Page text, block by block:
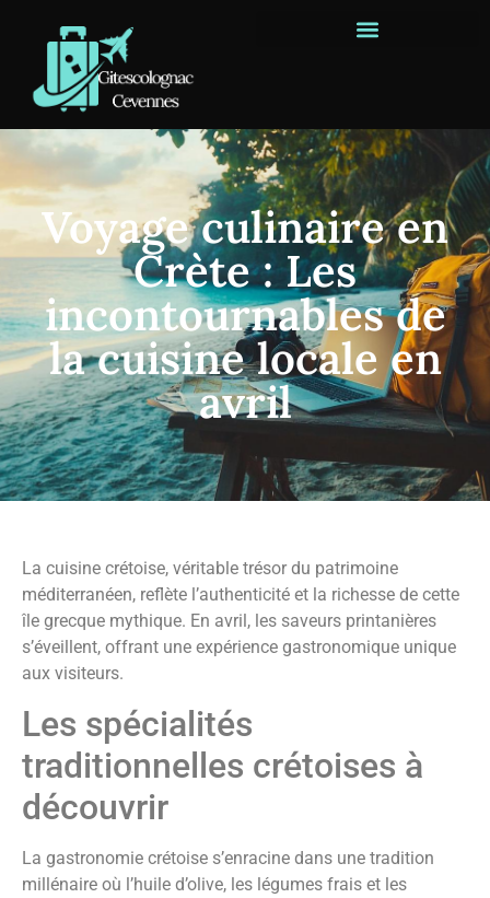
Voyage culinaire en
Crète : Les
incontournables de
la cuisine locale en
avril
La cuisine crétoise, véritable trésor du patrimoine
méditerranéen, reflète l’authenticité et la richesse de cette
île grecque mythique. En avril, les saveurs printanières
s’éveillent, offrant une expérience gastronomique unique
aux visiteurs.
Les spécialités
traditionnelles crétoises à
découvrir
La gastronomie crétoise s’enracine dans une tradition
millénaire où l’huile d’olive, les légumes frais et les